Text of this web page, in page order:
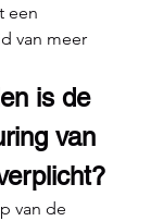
een
van meer
is de
van
van de